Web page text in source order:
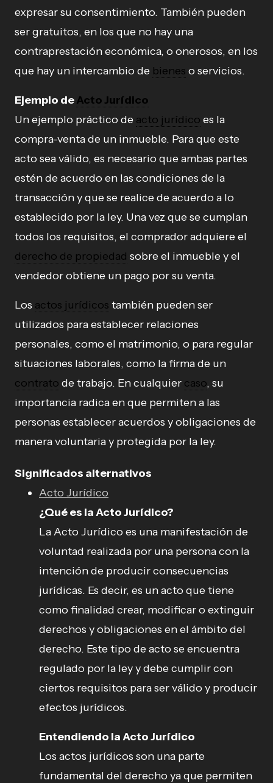
expresar su consentimiento. También pueden
ser gratuitos, en los que no hay una
contraprestación económica, o onerosos, en los
que hay un intercambio de bienes o servicios.
Ejemplo deActo Jurídico
Un ejemplo práctico de acto jurídico es la
compra-venta de un inmueble. Para que este
acto sea válido, es necesario que ambas partes
estén de acuerdo en las condiciones de la
transacción y que se realice de acuerdo a lo
establecido por la ley. Una vez que se cumplan
todos los requisitos, el comprador adquiere el
derecho de propiedad sobre el inmueble y el
vendedor obtiene un pago por su venta.
Los actos jurídicos también pueden ser
utilizados para establecer relaciones
personales, como el matrimonio, o para regular
situaciones laborales, como la firma de un
contrato de trabajo. En cualquier caso, su
importancia radica en que permiten a las
personas establecer acuerdos y obligaciones de
manera voluntaria y protegida por la ley.
Significados alternativos
Acto Jurídico
¿Qué es la Acto Jurídico?
La Acto Jurídico es una manifestación de
voluntad realizada por una persona con la
intención de producir consecuencias
jurídicas. Es decir, es un acto que tiene
como finalidad crear, modificar o extinguir
derechos y obligaciones en el ámbito del
derecho. Este tipo de acto se encuentra
regulado por la ley y debe cumplir con
ciertos requisitos para ser válido y producir
efectos jurídicos.
Entendiendo la Acto Jurídico
Los actos jurídicos son una parte
fundamental del derecho ya que permiten